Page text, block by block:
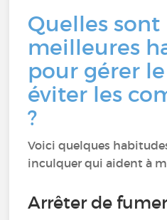
Quelles sont
meilleures
pour gérer
éviter les
?
Voici quelques
inculquer qui aident à
Arrêter de